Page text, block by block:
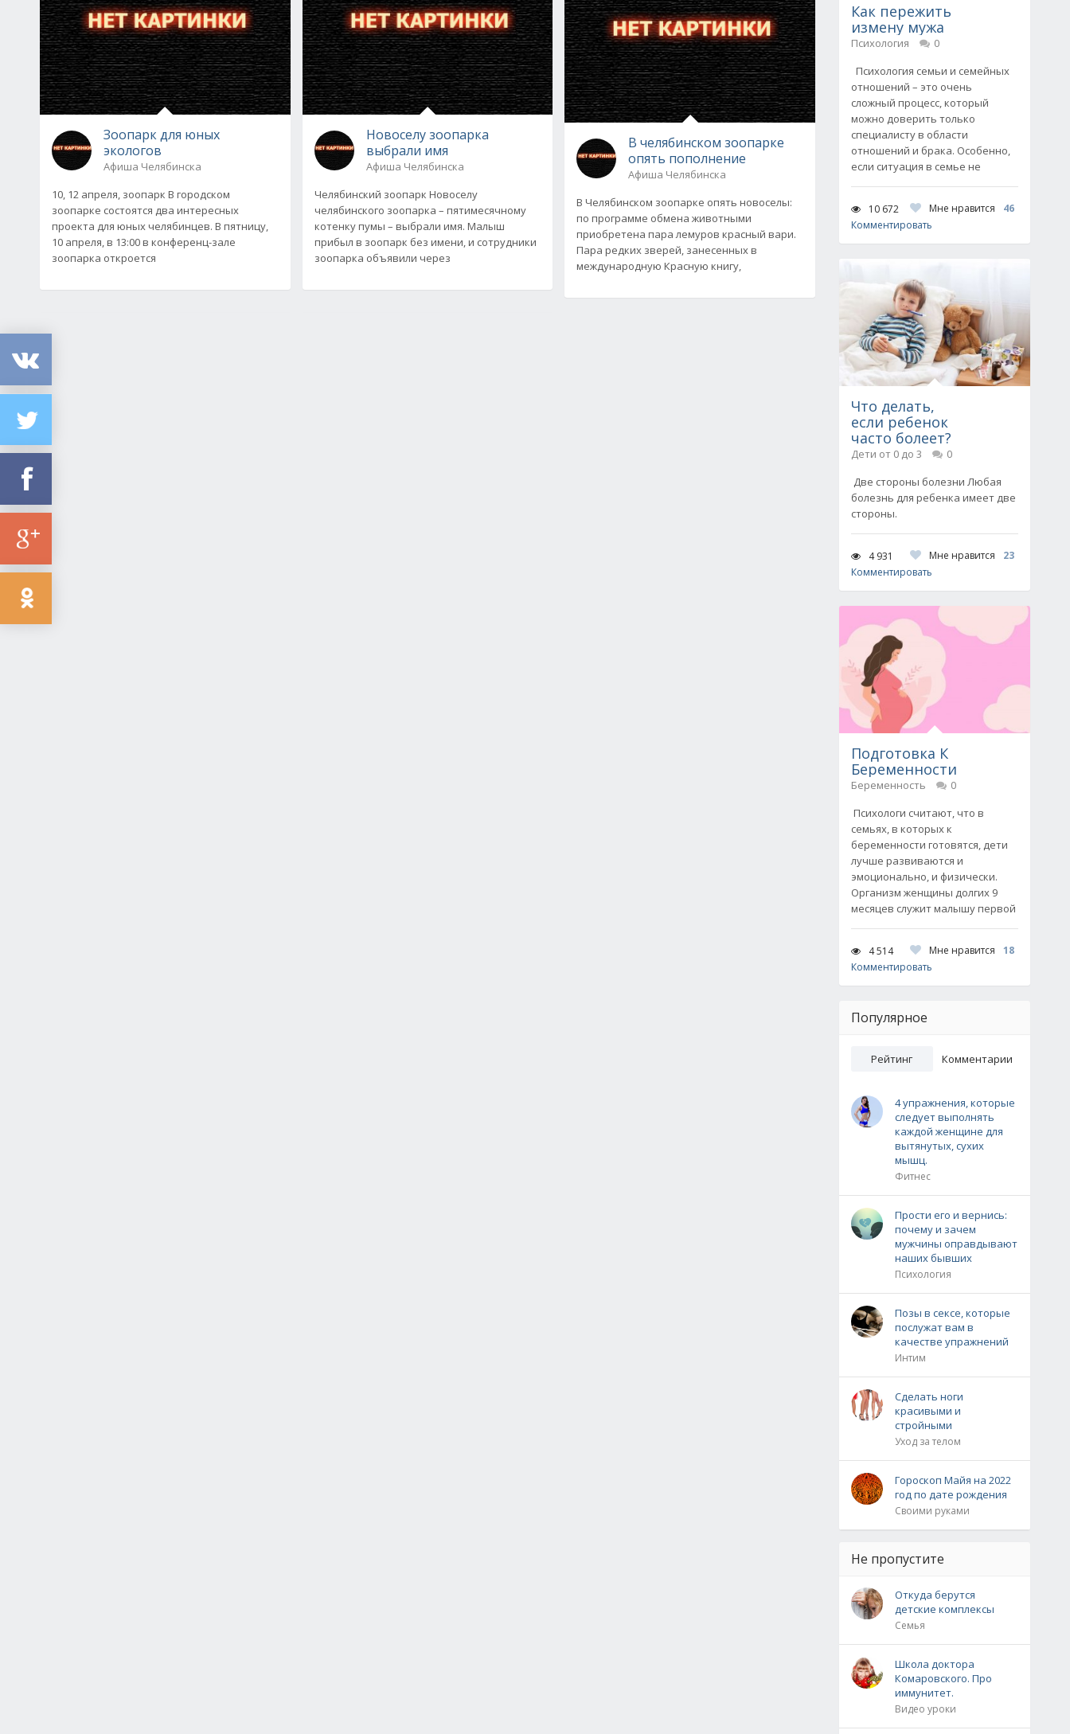
Зоопарк для юных
экологов
Афиша Челябинска
10, 12 апреля, зоопарк В городском
зоопарке состоятся два интересных
проекта для юных челябинцев. В пятницу,
10 апреля, в 13:00 в конференц-зале
зоопарка откроется
Новоселу зоопарка
выбрали имя
Афиша Челябинска
Челябинский зоопарк Новоселу
челябинского зоопарка – пятимесячному
котенку пумы – выбрали имя. Малыш
прибыл в зоопарк без имени, и сотрудники
зоопарка объявили через
В челябинском зоопарке
опять пополнение
Афиша Челябинска
В Челябинском зоопарке опять новоселы:
по программе обмена животными
приобретена пара лемуров красный вари.
Пара редких зверей, занесенных в
международную Красную книгу,
Как пережить
измену мужа
Психология
0
Психология семьи и семейных
отношений – это очень
сложный процесс, который
можно доверить только
специалисту в области
отношений и брака. Особенно,
если ситуация в семье не
10 672 Мне нравится
46
Комментировать
Что делать,
если ребенок
часто болеет?
Дети от 0 до 3
0
Две стороны болезни Любая
болезнь для ребенка имеет две
стороны.
4 931 Мне нравится
23
Комментировать
Подготовка К
Беременности
Беременность
0
Психологи считают, что в
семьях, в которых к
беременности готовятся, дети
лучше развиваются и
эмоционально, и физически.
Организм женщины долгих 9
месяцев служит малышу первой
4 514 Мне нравится
18
Комментировать
Популярное
Рейтинг Комментарии
4 упражнения, которые
следует выполнять
каждой женщине для
вытянутых, сухих
мышц.
Фитнес
Прости его и вернись:
почему и зачем
мужчины оправдывают
наших бывших
Психология
Позы в сексе, которые
послужат вам в
качестве упражнений
Интим
Сделать ноги
красивыми и
стройными
Уход за телом
Гороскоп Майя на 2022
год по дате рождения
Своими руками
Не пропустите
Откуда берутся
детские комплексы
Семья
Школа доктора
Комаровского. Про
иммунитет.
Видео уроки